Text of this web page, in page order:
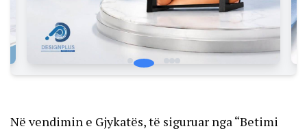
Në vendimin e Gjykatës, të siguruar nga “Betimi